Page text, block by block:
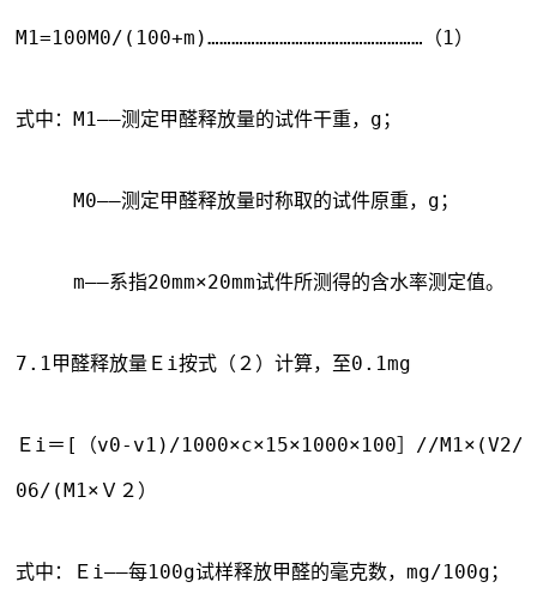
M1=100M0/(100+m)………………………………………………（1）
式中：M1——测定甲醛释放量的试件干重，g；
M0——测定甲醛释放量时称取的试件原重，g；
m——系指20mm×20mm试件所测得的含水率测定值。
7.1甲醛释放量Ｅi按式（２）计算，至0.1mg
Ｅi＝[（v0-v1)/1000×c×15×1000×100］//M1×(V2/
06/(M1×Ｖ２）
式中：Ｅi——每100g试样释放甲醛的毫克数，mg/100g；